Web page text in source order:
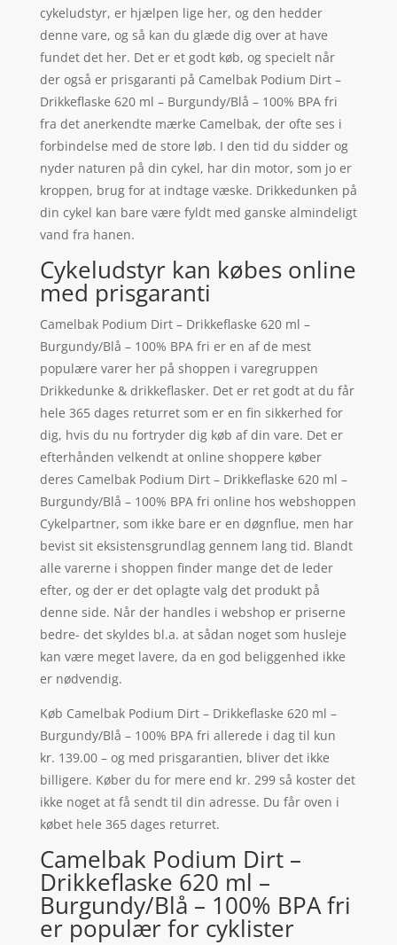
cykeludstyr, er hjælpen lige her, og den hedder
denne vare, og så kan du glæde dig over at have
fundet det her. Det er et godt køb, og specielt når
der også er prisgaranti på Camelbak Podium Dirt –
Drikkeflaske 620 ml – Burgundy/Blå – 100% BPA fri
fra det anerkendte mærke Camelbak, der ofte ses i
forbindelse med de store løb. I den tid du sidder og
nyder naturen på din cykel, har din motor, som jo er
kroppen, brug for at indtage væske. Drikkedunken på
din cykel kan bare være fyldt med ganske almindeligt
vand fra hanen.
Cykeludstyr kan købes online
med prisgaranti
Camelbak Podium Dirt – Drikkeflaske 620 ml –
Burgundy/Blå – 100% BPA fri er en af de mest
populære varer her på shoppen i varegruppen
Drikkedunke & drikkeflasker. Det er ret godt at du får
hele 365 dages returret som er en fin sikkerhed for
dig, hvis du nu fortryder dig køb af din vare. Det er
efterhånden velkendt at online shoppere køber
deres Camelbak Podium Dirt – Drikkeflaske 620 ml –
Burgundy/Blå – 100% BPA fri online hos webshoppen
Cykelpartner, som ikke bare er en døgnflue, men har
bevist sit eksistensgrundlag gennem lang tid. Blandt
alle varerne i shoppen finder mange det de leder
efter, og der er det oplagte valg det produkt på
denne side. Når der handles i webshop er priserne
bedre- det skyldes bl.a. at sådan noget som husleje
kan være meget lavere, da en god beliggenhed ikke
er nødvendig.
Køb Camelbak Podium Dirt – Drikkeflaske 620 ml –
Burgundy/Blå – 100% BPA fri allerede i dag til kun
kr. 139.00 – og med prisgarantien, bliver det ikke
billigere. Køber du for mere end kr. 299 så koster det
ikke noget at få sendt til din adresse. Du får oven i
købet hele 365 dages returret.
Camelbak Podium Dirt –
Drikkeflaske 620 ml –
Burgundy/Blå – 100% BPA fri
er populær for cyklister